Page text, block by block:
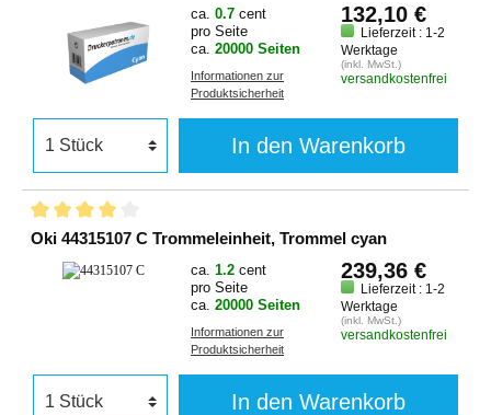
ca. 0.7 cent
pro Seite
ca. 20000 Seiten
Informationen zur
Produktsicherheit
132,10 €
Lieferzeit : 1-2
Werktage
(inkl. MwSt.)
versandkostenfrei
In den Warenkorb
Oki 44315107 C Trommeleinheit, Trommel cyan
ca. 1.2 cent
pro Seite
ca. 20000 Seiten
Informationen zur
Produktsicherheit
239,36 €
Lieferzeit : 1-2
Werktage
(inkl. MwSt.)
versandkostenfrei
In den Warenkorb